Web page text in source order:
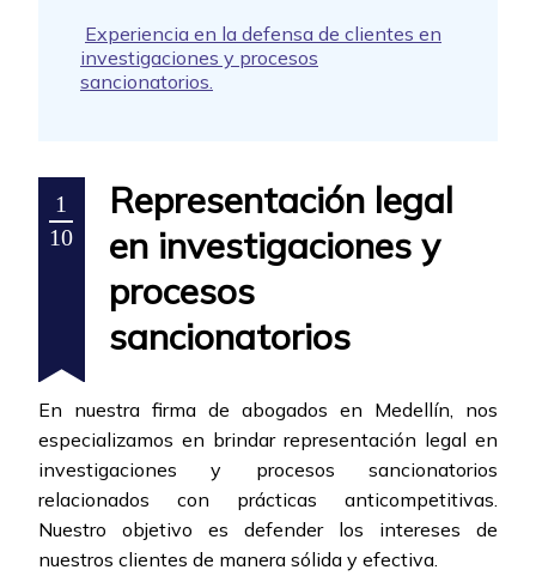
Experiencia en la defensa de clientes en
investigaciones y procesos
sancionatorios.
1
10
Representación legal
en investigaciones y
procesos
sancionatorios
En nuestra firma de abogados en Medellín, nos
especializamos en brindar representación legal en
investigaciones y procesos sancionatorios
relacionados con prácticas anticompetitivas.
Nuestro objetivo es defender los intereses de
nuestros clientes de manera sólida y efectiva.